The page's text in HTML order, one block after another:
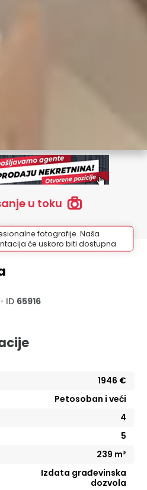
u toku
fotografije. Naša
će uskoro biti dostupna
• ID 65916
1946 €
Petosoban i veći
4
5
239 m²
Izdata građevinska
dozvola